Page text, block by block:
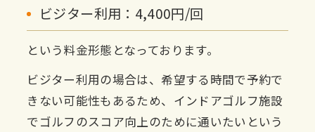
ビジター利用：4,400円/回
という料金形態となっております。
ビジター利用の場合は、希望する時間で予約で
きない可能性もあるため、インドアゴルフ施設
でゴルフのスコア向上のために通いたいという